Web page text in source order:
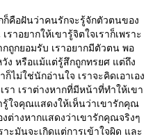
ก็คือฝันว่าคนรักจะรู้จักตัวตนของ
าอยากให้เขารู้จิตใจเราก็เพราะ
กถูกยอมรับ เราอยากมีตัวตน พอ
วัง หรือแม้แต่รู้สึกถูกทรยศ แต่ถึง
ไม่ใช่นักอ่านใจ เราจะคิดเอาเอง
า เราต่างหากที่มีหน้าที่ทำให้เขา
รู้ใจคุณแสดงให้เห็นว่าเขารักคุณ
ต่างหากแสดงว่าเขารักคุณจริงๆ
ะมันจะเกิดแต่การเข้าใจผิด และ